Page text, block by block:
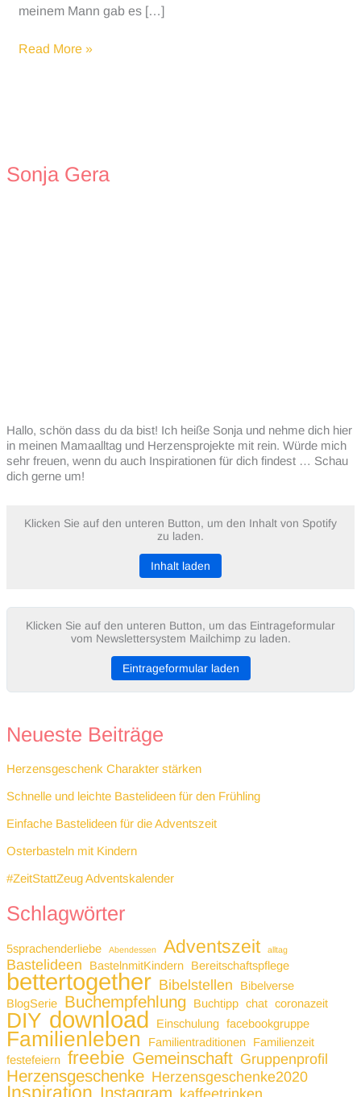
meinem Mann gab es […]
Die
Kinder
Read More »
Sonja Gera
Hallo, schön dass du da bist! Ich heiße Sonja und nehme dich hier
in meinen Mamaalltag und Herzensprojekte mit rein. Würde mich
sehr freuen, wenn du auch Inspirationen für dich findest … Schau
dich gerne um!
Klicken Sie auf den unteren Button, um den Inhalt von Spotify
zu laden.
Inhalt laden
Klicken Sie auf den unteren Button, um das Eintrageformular
vom Newslettersystem Mailchimp zu laden.
Eintrageformular laden
Neueste Beiträge
Herzensgeschenk Charakter stärken
Schnelle und leichte Bastelideen für den Frühling
Einfache Bastelideen für die Adventszeit
Osterbasteln mit Kindern
#ZeitStattZeug Adventskalender
Schlagwörter
5sprachenderliebe Abendessen Adventszeit alltag
Bastelideen BastelnmitKindern Bereitschaftspflege
bettertogether Bibelstellen
Bibelverse
BlogSerie
Buchempfehlung Buchtipp chat coronazeit
DIY download Einschulung facebookgruppe
Familienleben Familientraditionen
Familienzeit
festefeiern freebie Gemeinschaft Gruppenprofil
Herzensgeschenke Herzensgeschenke2020
Inspiration Instagram